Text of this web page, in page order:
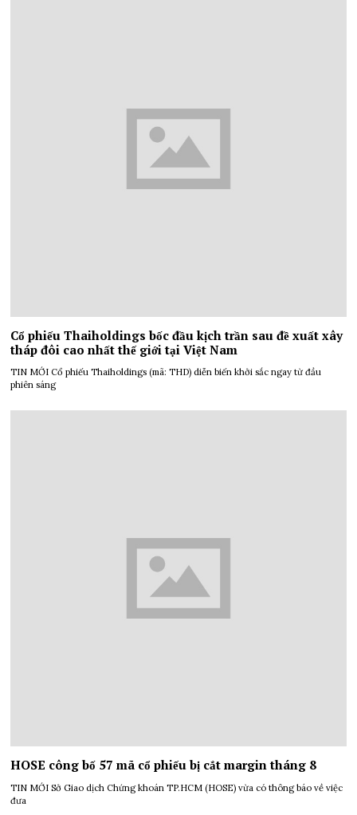
Cổ phiếu Thaiholdings bốc đầu kịch trần sau đề xuất xây
tháp đôi cao nhất thế giới tại Việt Nam
TIN MỚI Cổ phiếu Thaiholdings (mã: THD) diễn biến khởi sắc ngay từ đầu
phiên sáng
HOSE công bố 57 mã cổ phiếu bị cắt margin tháng 8
TIN MỚI Sở Giao dịch Chứng khoán TP.HCM (HOSE) vừa có thông báo về việc
đưa